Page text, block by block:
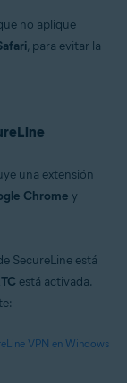
no aplique
, para evitar la
una extensión
Chrome y
SecureLine está
está activada.
VPN en Windows